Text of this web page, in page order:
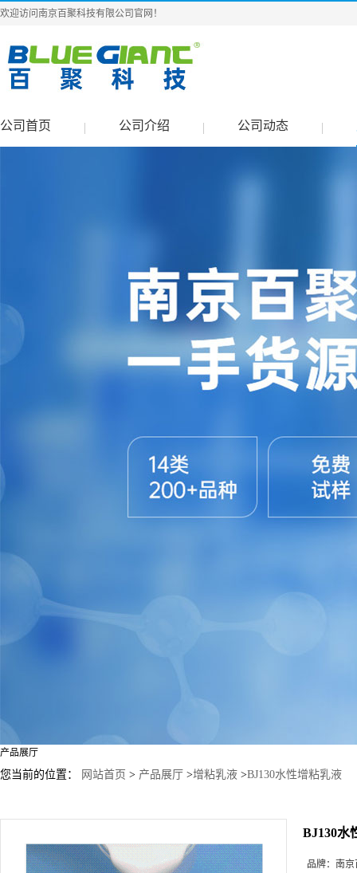
欢迎访问南京百聚科技有限公司官网！
公司首页 公司介绍 公司动态
产品展厅
您当前的位置： 网站首页 > 产品展厅 >增粘乳液 >BJ130水性增粘乳液
BJ130水
品牌： 南京